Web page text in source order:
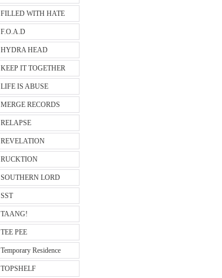
FILLED WITH HATE
F.O.A.D
HYDRA HEAD
KEEP IT TOGETHER
LIFE IS ABUSE
MERGE RECORDS
RELAPSE
REVELATION
RUCKTION
SOUTHERN LORD
SST
TAANG!
TEE PEE
Temporary Residence
TOPSHELF